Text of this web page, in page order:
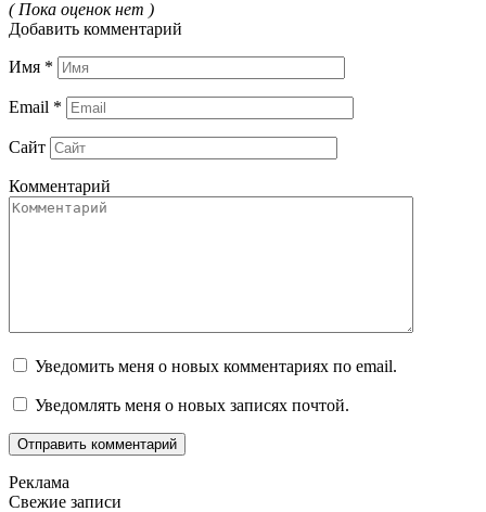
( Пока оценок нет )
Добавить комментарий
Имя *
Email *
Сайт
Комментарий
Уведомить меня о новых комментариях по email.
Уведомлять меня о новых записях почтой.
Реклама
Свежие записи